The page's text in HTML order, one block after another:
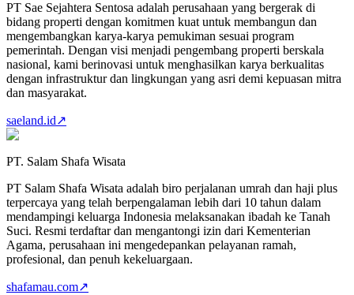
PT Sae Sejahtera Sentosa adalah perusahaan yang bergerak di
bidang properti dengan komitmen kuat untuk membangun dan
mengembangkan karya-karya pemukiman sesuai program
pemerintah. Dengan visi menjadi pengembang properti berskala
nasional, kami berinovasi untuk menghasilkan karya berkualitas
dengan infrastruktur dan lingkungan yang asri demi kepuasan mitra
dan masyarakat.
saeland.id↗
PT. Salam Shafa Wisata
PT Salam Shafa Wisata adalah biro perjalanan umrah dan haji plus
terpercaya yang telah berpengalaman lebih dari 10 tahun dalam
mendampingi keluarga Indonesia melaksanakan ibadah ke Tanah
Suci. Resmi terdaftar dan mengantongi izin dari Kementerian
Agama, perusahaan ini mengedepankan pelayanan ramah,
profesional, dan penuh kekeluargaan.
shafamau.com↗